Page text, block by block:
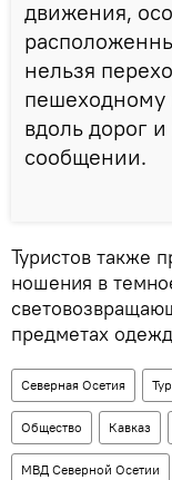
движения,
нельзя
пешеходному
вдоль дорог
сообщении.
Туристов также
ношения в
предметах
Северная Осетия
Общество Кавказ
МВД Северной Осетии